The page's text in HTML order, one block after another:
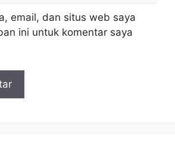
email, dan situs web saya
ini untuk komentar saya